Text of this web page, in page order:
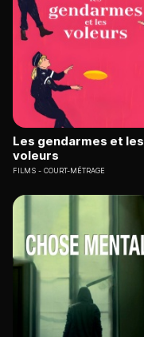
Les gendarmes et les
voleurs
FILMS COURT-MÉTRAGE